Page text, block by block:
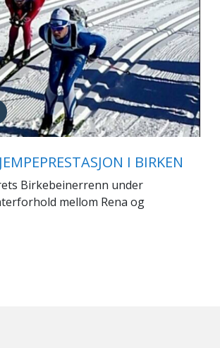
I BIRKEN
Birkebeinerrenn under
mellom Rena og